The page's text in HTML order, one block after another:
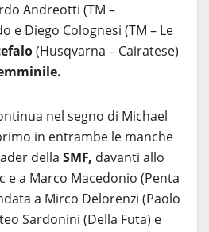
Andreotti (TM –
e Diego Colognesi (TM – Le
(Husqvarna – Cairatese)
nel segno di Michael
in entrambe le manche
della SMF, davanti allo
e a Marco Macedonio (Penta
a Mirco Delorenzi (Paolo
Sardonini (Della Futa) e